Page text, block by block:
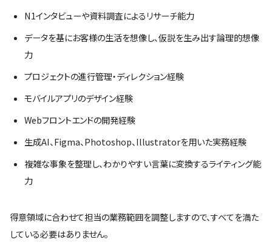
N1インタビューや資料調査によるリサーチ能力
データを基にお客様の生活を想像し、仮説を生み出す論理的想像
力
プロジェクトの進行管理・ディレクション経験
モバイルアプリのデザイン経験
Webフロントエンドの開発経験
生成AI、Figma、Photoshop、Illustratorを用いた実務経験
複雑な事象を整理し、わかりやすい言葉に変換するライティング能
力
得意領域に合わせて担当の業務範囲を調整しますので、すべてを満た
している必要はありません。